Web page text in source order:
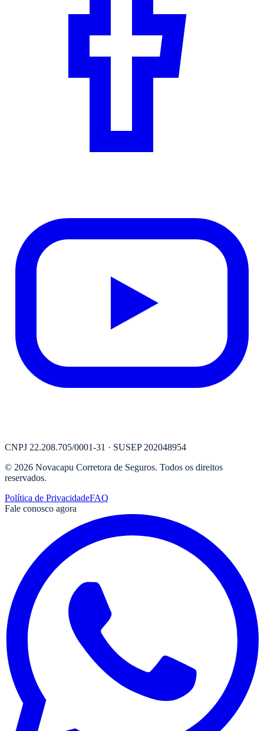
CNPJ 22.208.705/0001-31 · SUSEP 202048954
© 2026 Novacapu Corretora de Seguros. Todos os direitos
reservados.
Política de PrivacidadeFAQ
Fale conosco agora